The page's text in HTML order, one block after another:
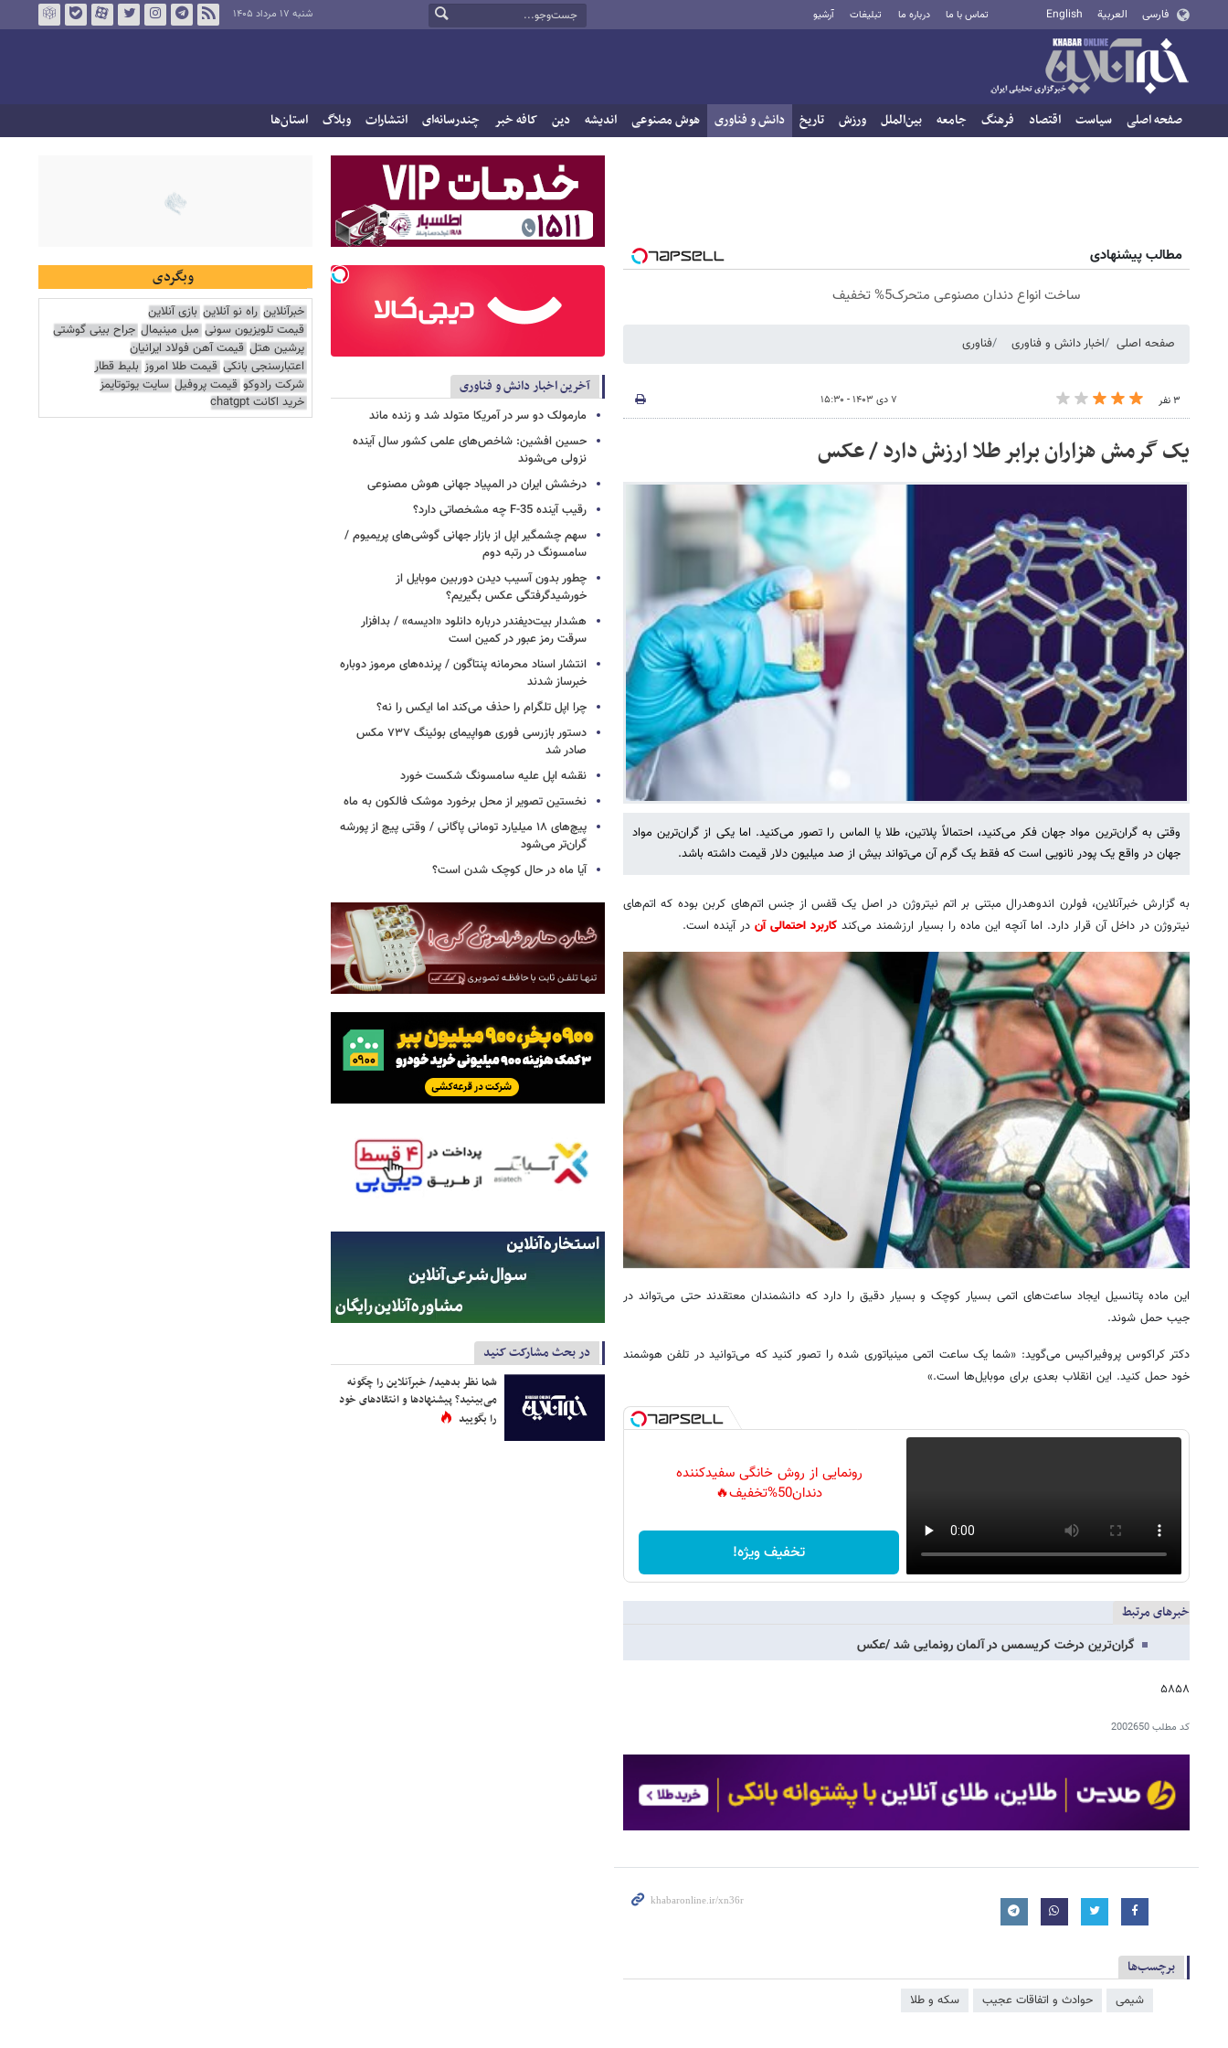
فارسی العربية English تماس با ما درباره ما تبلیغات آرشیو شنبه ۱۷ مرداد ۱۴۰۵
صفحه اصلی سیاست اقتصاد فرهنگ جامعه بین‌الملل ورزش تاریخ دانش و فناوری هوش مصنوعی اندیشه دین کافه خبر چندرسانه‌ای انتشارات وبلاگ استان‌ها
مطالب پیشنهادی
ساخت انواع دندان مصنوعی متحرک5% تخفیف
صفحه اصلی اخبار دانش و فناوری فناوری
۳ نفر ۷ دی ۱۴۰۳ - ۱۵:۳۰
یک گرمش هزاران برابر طلا ارزش دارد / عکس
وقتی به گران‌ترین مواد جهان فکر می‌کنید، احتمالاً پلاتین، طلا یا الماس را تصور می‌کنید. اما یکی از گران‌ترین مواد
جهان در واقع یک پودر نانویی است که فقط یک گرم آن می‌تواند بیش از صد میلیون دلار قیمت داشته باشد.
به گزارش خبرآنلاین، فولرن اندوهدرال مبتنی بر اتم نیتروژن در اصل یک قفس از جنس اتم‌های کربن بوده که اتم‌های
نیتروژن در داخل آن قرار دارد. اما آنچه این ماده را بسیار ارزشمند می‌کند کاربرد احتمالی آن در آینده است.
این ماده پتانسیل ایجاد ساعت‌های اتمی بسیار کوچک و بسیار دقیق را دارد که دانشمندان معتقدند حتی می‌تواند در
جیب حمل شوند.
دکتر کراکوس پروفیراکیس می‌گوید: «شما یک ساعت اتمی مینیاتوری شده را تصور کنید که می‌توانید در تلفن هوشمند
خود حمل کنید. این انقلاب بعدی برای موبایل‌ها است.»
رونمایی از روش خانگی سفیدکننده
دندان50%تخفیف🔥
تخفیف ویژه!
خبرهای مرتبط
گران‌ترین درخت کریسمس در آلمان رونمایی شد /عکس
۵۸۵۸
کد مطلب2002650
برچسب‌ها
شیمی حوادث و اتفاقات عجیب سکه و طلا
آخرین اخبار دانش و فناوری
مارمولک دو سر در آمریکا متولد شد و زنده ماند
حسین افشین: شاخص‌های علمی کشور سال آینده
نزولی می‌شوند
درخشش ایران در المپیاد جهانی هوش مصنوعی
رقیب آینده F-35 چه مشخصاتی دارد؟
سهم چشمگیر اپل از بازار جهانی گوشی‌های پریمیوم /
سامسونگ در رتبه دوم
چطور بدون آسیب دیدن دوربین موبایل از
خورشیدگرفتگی عکس بگیریم؟
هشدار بیت‌دیفندر درباره دانلود «ادیسه» / بدافزار
سرقت رمز عبور در کمین است
انتشار اسناد محرمانه پنتاگون / پرنده‌های مرموز دوباره
خبرساز شدند
چرا اپل تلگرام را حذف می‌کند اما ایکس را نه؟
دستور بازرسی فوری هواپیمای بوئینگ ۷۳۷ مکس
صادر شد
نقشه اپل علیه سامسونگ شکست خورد
نخستین تصویر از محل برخورد موشک فالکون به ماه
پیچ‌های ۱۸ میلیارد تومانی پاگانی / وقتی پیچ از پورشه
گران‌تر می‌شود
آیا ماه در حال کوچک شدن است؟
در بحث مشارکت کنید
شما نظر بدهید/ خبرآنلاین را چگونه
می‌بینید؟ پیشنهادها و انتقادهای خود
را بگویید
وبگردی
خبرآنلاین راه نو آنلاین بازی آنلاین
قیمت تلویزیون سونی مبل مینیمال جراح بینی گوشتی
پرشین هتل قیمت آهن فولاد ایرانیان
اعتبارسنجی بانکی قیمت طلا امروز بلیط قطار
شرکت رادوکو قیمت پروفیل سایت یوتوتایمز
خرید اکانت chatgpt